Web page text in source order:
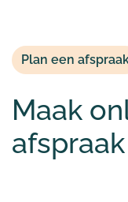
Plan een
Maak